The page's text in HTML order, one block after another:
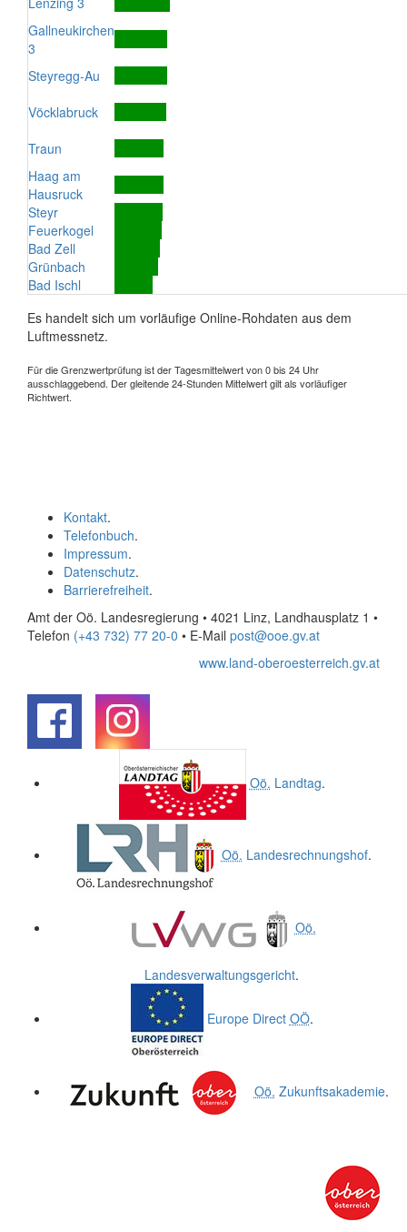
Gallneukirchen
3
Steyregg-Au
Vöcklabruck
Traun
Haag am
Hausruck
Steyr
Feuerkogel
Bad Zell
Grünbach
Bad Ischl
Es handelt sich um vorläufige Online-Rohdaten aus dem
Luftmessnetz.
Für die Grenzwertprüfung ist der Tagesmittelwert von 0 bis 24 Uhr
ausschlaggebend. Der gleitende 24-Stunden Mittelwert gilt als vorläufiger
Richtwert.
Kontakt.
Telefonbuch.
Impressum.
Datenschutz.
Barrierefreiheit.
Amt der Oö. Landesregierung • 4021 Linz, Landhausplatz 1 •
Telefon (+43 732) 77 20-0 • E-Mail post@ooe.gv.at
www.land-oberoesterreich.gv.at
Oö. Landtag.
Oö. Landesrechnungshof.
Oö.
Landesverwaltungsgericht.
Europe Direct OÖ.
Oö. Zukunftsakademie.